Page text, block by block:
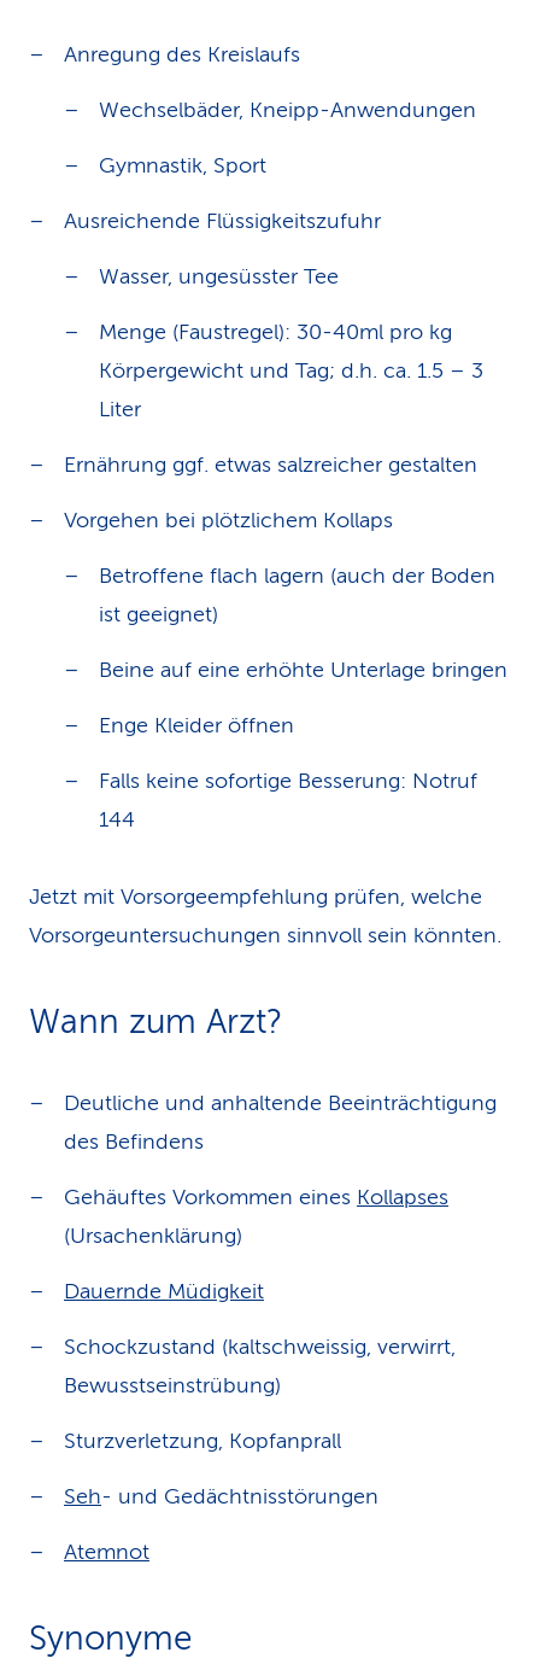
Anregung des Kreislaufs
Wechselbäder, Kneipp-Anwendungen
Gymnastik, Sport
Ausreichende Flüssigkeitszufuhr
Wasser, ungesüsster Tee
Menge (Faustregel): 30-40ml pro kg
Körpergewicht und Tag; d.h. ca. 1.5 – 3
Liter
Ernährung ggf. etwas salzreicher gestalten
Vorgehen bei plötzlichem Kollaps
Betroffene flach lagern (auch der Boden
ist geeignet)
Beine auf eine erhöhte Unterlage bringen
Enge Kleider öffnen
Falls keine sofortige Besserung: Notruf
144
Jetzt mit Vorsorgeempfehlung prüfen, welche
Vorsorgeuntersuchungen sinnvoll sein könnten.
Wann zum Arzt?
Deutliche und anhaltende Beeinträchtigung
des Befindens
Gehäuftes Vorkommen eines Kollapses
(Ursachenklärung)
Dauernde Müdigkeit
Schockzustand (kaltschweissig, verwirrt,
Bewusstseinstrübung)
Sturzverletzung, Kopfanprall
Seh- und Gedächtnisstörungen
Atemnot
Synonyme